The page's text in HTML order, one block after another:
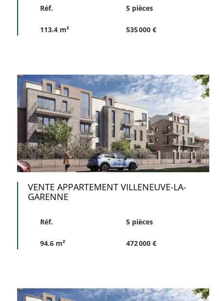
Réf. 5 pièces
113.4 m² 535 000 €
VENTE APPARTEMENT VILLENEUVE-LA-
GARENNE
Réf. 5 pièces
94.6 m² 472 000 €